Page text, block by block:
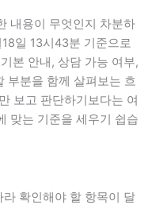
내용이 무엇인지 차분하
일 13시43분 기준으로
본 안내, 상담 가능 여부,
부분을 함께 살펴보는 흐
보고 판단하기보다는 여
맞는 기준을 세우기 쉽습
확인해야 할 항목이 달